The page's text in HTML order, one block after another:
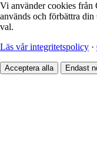
Vi använder cookies från
används och förbättra
val.
Läs vår integritetspolicy ·
Acceptera alla Endast